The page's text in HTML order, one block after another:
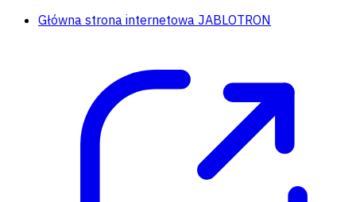
Główna strona internetowa JABLOTRON